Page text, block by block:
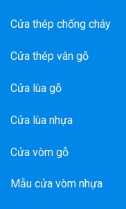
Cửa thép chống cháy
Cửa thép vân gỗ
Cửa lùa gỗ
Cửa lùa nhựa
Cửa vòm gỗ
Mẫu cửa vòm nhựa